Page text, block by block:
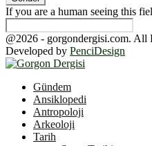
If you are a human seeing this
@2026 - gorgondergisi.com. All
Developed by PenciDesign
Gündem
Ansiklopedi
Antropoloji
Arkeoloji
Tarih